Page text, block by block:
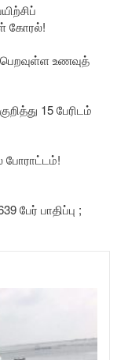
கோரல்!
உணவுத்
15 பேரிடம்
போராட்டம்!
பேர் பாதிப்பு ;